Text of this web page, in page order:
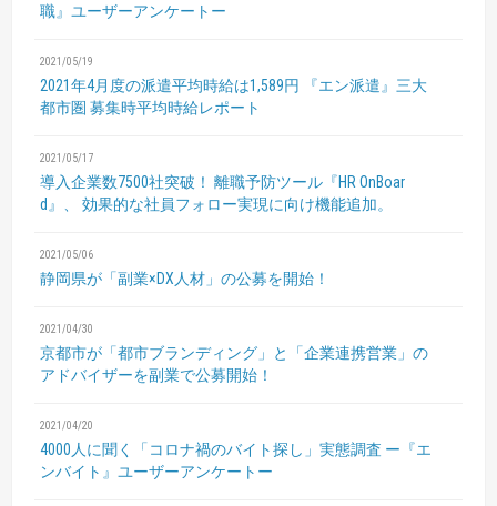
職』ユーザーアンケートー
2021/05/19
2021年4月度の派遣平均時給は1,589円
『エン派遣』三大
都市圏 募集時平均時給レポート
2021/05/17
導入企業数7500社突破！ 離職予防ツール『HR OnBoar
d』、
効果的な社員フォロー実現に向け機能追加。
2021/05/06
静岡県が「副業×DX人材」の公募を開始！
2021/04/30
京都市が「都市ブランディング」と「企業連携営業」の
アドバイザーを副業で公募開始！
2021/04/20
4000人に聞く「コロナ禍のバイト探し」実態調査 ー『エ
ンバイト』ユーザーアンケートー